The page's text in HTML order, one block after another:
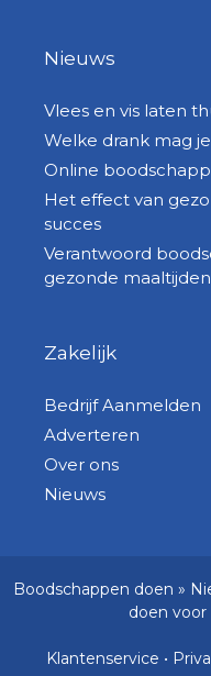
Nieuws
Vlees en vis laten
Welke drank mag
Online
Het effect van
succes
Verantwoord
gezonde maaltijden
Zakelijk
Bedrijf Aanmelden
Adverteren
Over ons
Nieuws
Boodschappen doen »
doen
Klantenservice •